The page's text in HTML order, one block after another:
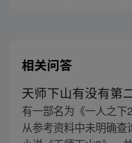
相关问答
天师下山有没有第
有一部名为《一人之下
从参考资料中未明确